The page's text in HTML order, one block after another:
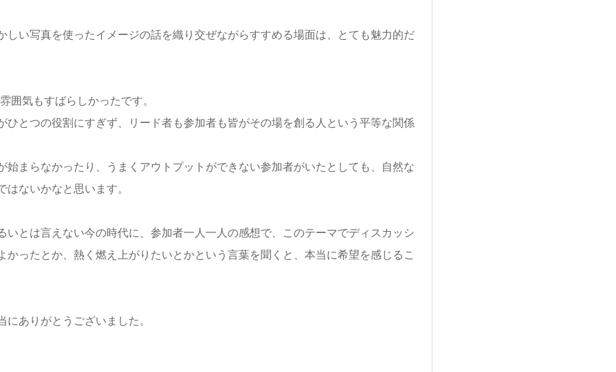
い写真を使ったイメージの話を織り交ぜながらすすめる場面は、とても魅力的だ
囲気もすばらしかったです。
とつの役割にすぎず、リード者も参加者も皆がその場を創る人という平等な関係
まらなかったり、うまくアウトプットができない参加者がいたとしても、自然な
ないかなと思います。
とは言えない今の時代に、参加者一人一人の感想で、このテーマでディスカッシ
ったとか、熱く燃え上がりたいとかという言葉を聞くと、本当に希望を感じるこ
ありがとうございました。